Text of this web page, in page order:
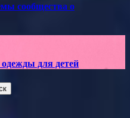
сообщества о
для детей